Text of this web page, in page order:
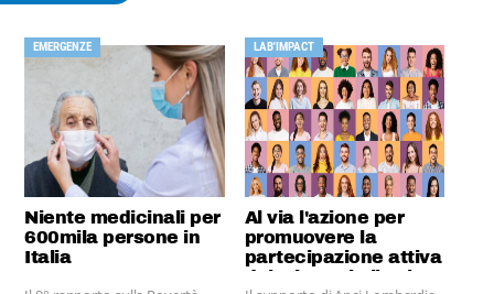
EMERGENZE
Niente medicinali per
600mila persone in
Italia
LAB'IMPACT
Al via l'azione per
promuovere la
partecipazione attiva
dei migranti alla vita